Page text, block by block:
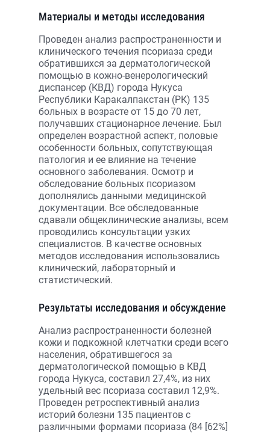
Материалы и методы исследования
Проведен анализ распространенности и
клинического течения псориаза среди
обратившихся за дерматологической
помощью в кожно-венерологический
диспансер (КВД) города Нукуса
Республики Каракалпакстан (РК) 135
больных в возрасте от 15 до 70 лет,
получавших стационарное лечение. Был
определен возрастной аспект, половые
особенности больных, сопутствующая
патология и ее влияние на течение
основного заболевания. Осмотр и
обследование больных псориазом
дополнялись данными медицинской
документации. Все обследованные
сдавали общеклинические анализы, всем
проводились консультации узких
специалистов. В качестве основных
методов исследования использовались
клинический, лабораторный и
статистический.
Результаты исследования и обсуждение
Анализ распространенности болезней
кожи и подкожной клетчатки среди всего
населения, обратившегося за
дерматологической помощью в КВД
города Нукуса, составил 27,4%, из них
удельный вес псориаза составил 12,9%.
Проведен ретроспективный анализ
историй болезни 135 пациентов с
различными формами псориаза (84 [62%]